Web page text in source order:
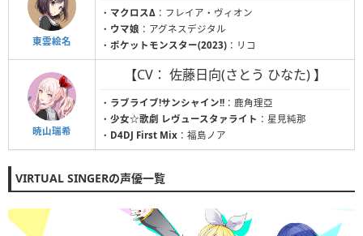
東雲絵名
・ マクロスΔ ：フレイア・ヴィオン
・ ウマ娘 ：アグネスデジタル
・ ポケットモンスター(2023) ：リコ
暁山瑞希
【CV： 佐藤日向(さとう ひなた) 】
・ ラブライブ!サンシャイン!! ：鹿角理亞
・ 少女☆歌劇 レヴュースタァライト ：星見純那
・ D4DJ First Mix ：福島ノア
VIRTUAL SINGERの声優一覧